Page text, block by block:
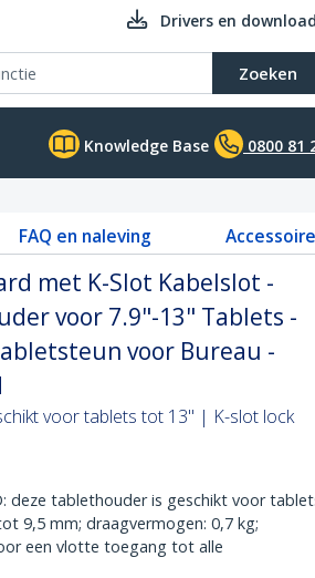
Drivers en
Zoeken
Knowledge Base 0800 81
FAQ en naleving
met K-Slot Kabelslot -
voor 7.9"-13" Tablets -
voor Bureau -
voor tablets tot 13" | K-slot lock
deze tablethouder is geschikt voor
9,5 mm; draagvermogen: 0,7 kg;
een vlotte toegang tot alle